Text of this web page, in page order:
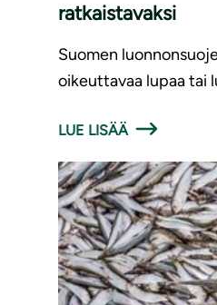
ratkaistavaksi
Suomen
oikeuttavaa lupaa tai
LUE LISÄÄ